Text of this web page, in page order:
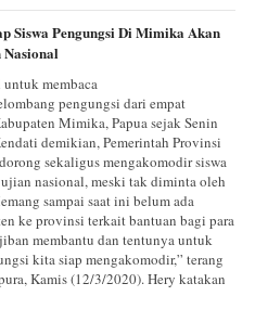
Siswa Pengungsi Di Mimika Akan
membaca
pengungsi dari empat
Mimika, Papua sejak Senin
demikian, Pemerintah Provinsi
sekaligus mengakomodir siswa
nasional, meski tak diminta oleh
sampai saat ini belum ada
ke provinsi terkait bantuan bagi para
membantu dan tentunya untuk
kita siap mengakomodir,” terang
Kamis (12/3/2020). Hery katakan